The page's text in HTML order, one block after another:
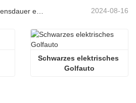
2024-08-16
Schwarzes elektrisches
Golfauto